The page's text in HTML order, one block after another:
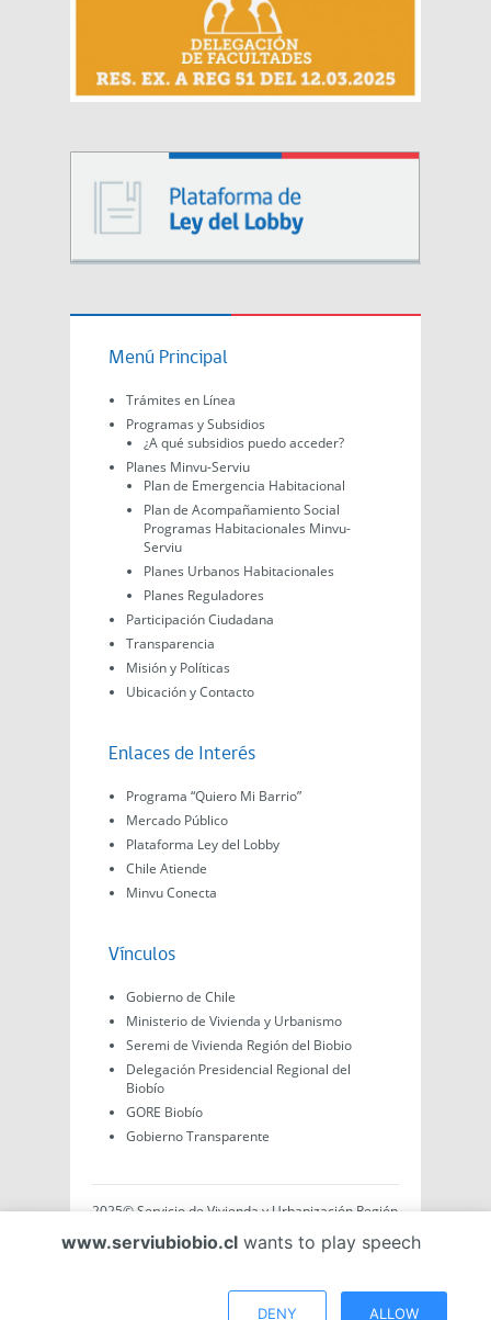
Menú Principal
Trámites en Línea
Programas y Subsidios
¿A qué subsidios puedo acceder?
Planes Minvu-Serviu
Plan de Emergencia Habitacional
Plan de Acompañamiento Social
Programas Habitacionales Minvu-
Serviu
Planes Urbanos Habitacionales
Planes Reguladores
Participación Ciudadana
Transparencia
Misión y Políticas
Ubicación y Contacto
Enlaces de Interés
Programa “Quiero Mi Barrio”
Mercado Público
Plataforma Ley del Lobby
Chile Atiende
Minvu Conecta
Vínculos
Gobierno de Chile
Ministerio de Vivienda y Urbanismo
Seremi de Vivienda Región del Biobio
Delegación Presidencial Regional del
Biobío
GORE Biobío
Gobierno Transparente
2025© Servicio de Vivienda y Urbanización Región
del Biobío, Av. Arturo Prat #575, Concepción -
Región del Biobío, Chile. Todo el contenido de este
Serviu o Gobierno, a menos que se indique lo
www.serviubiobio.cl wants to play speech
DENY ALLOW